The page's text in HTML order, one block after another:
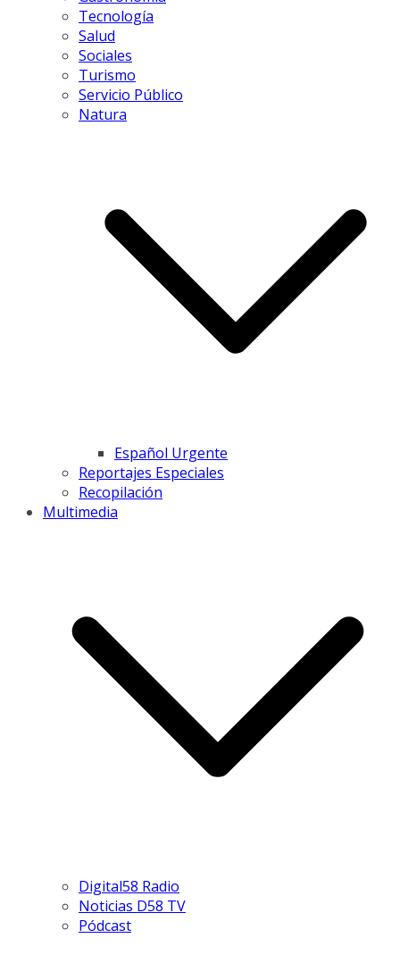
Tecnología
Salud
Sociales
Turismo
Servicio Público
Natura
Español Urgente
Reportajes Especiales
Recopilación
Multimedia
Digital58 Radio
Noticias D58 TV
Pódcast